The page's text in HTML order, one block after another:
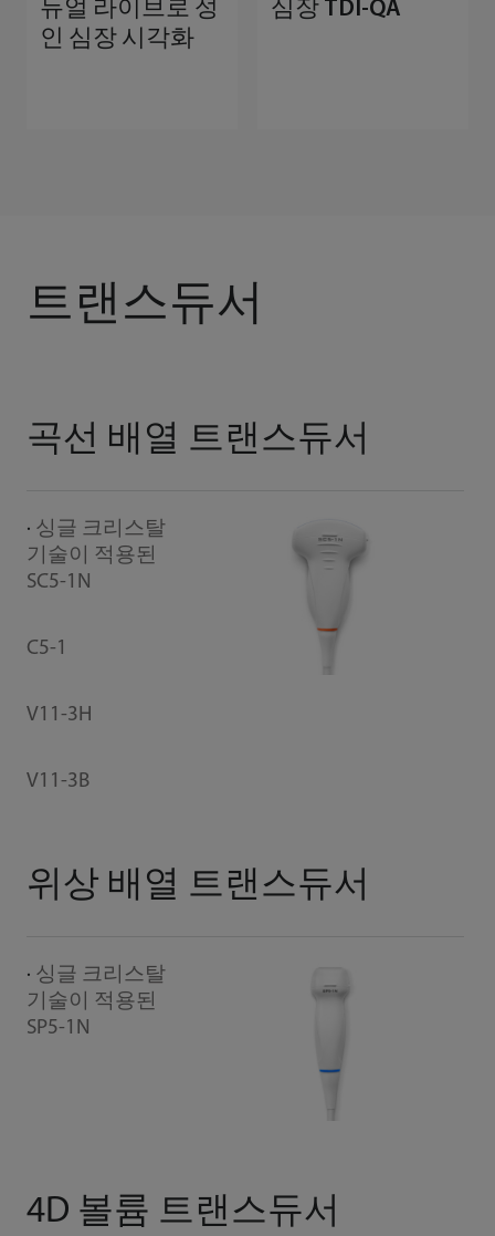
듀얼 라이브로 성
인 심장 시각화
심장 TDI-QA
트랜스듀서
곡선 배열 트랜스듀서
싱글 크리스탈
기술이 적용된
SC5-1N
C5-1
V11-3H
V11-3B
위상 배열 트랜스듀서
싱글 크리스탈
기술이 적용된
SP5-1N
4D 볼륨 트랜스듀서